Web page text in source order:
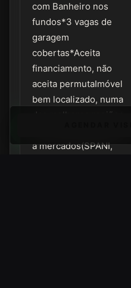
com Banheiro nos
fundos*3 vagas de
garagem
cobertas*Aceita
financiamento, não
aceita permutaImóvel
bem localizado, numa
das melhores regiões
a mercados(SPANI,